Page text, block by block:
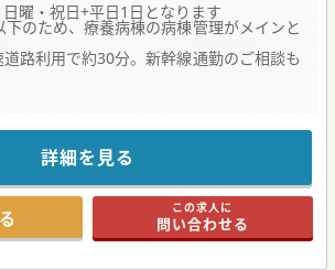
曜・祝日+平日1日となります
のため、療養病棟の病棟管理がメインと
路利用で約30分。新幹線通勤のご相談も
、平日はご友人やご自身のため】に時間
ろなアレンジができます。
康寿命も高い地域ですので、転居先として
。
詳細を見る
この求人に
問い合わせる